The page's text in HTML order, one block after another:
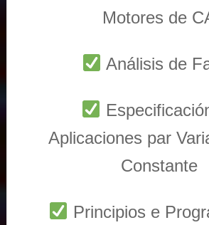
Motores de
Análisis de
Aplicaciones par
Constante
Principios e